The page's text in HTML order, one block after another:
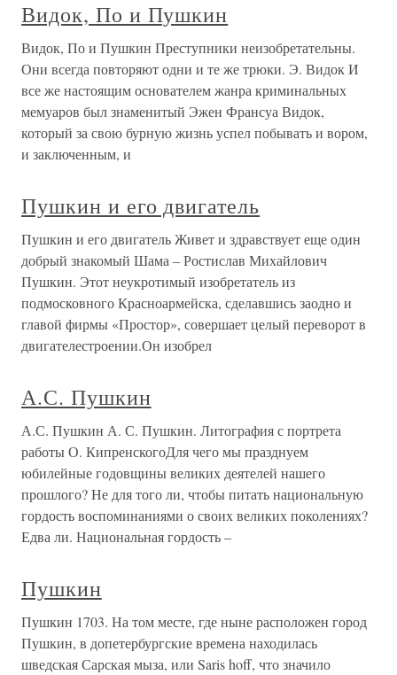
Видок, По и Пушкин
Видок, По и Пушкин Преступники неизобретательны.
Они всегда повторяют одни и те же трюки. Э. Видок И
все же настоящим основателем жанра криминальных
мемуаров был знаменитый Эжен Франсуа Видок,
который за свою бурную жизнь успел побывать и вором,
и заключенным, и
Пушкин и его двигатель
Пушкин и его двигатель Живет и здравствует еще один
добрый знакомый Шама – Ростислав Михайлович
Пушкин. Этот неукротимый изобретатель из
подмосковного Красноармейска, сделавшись заодно и
главой фирмы «Простор», совершает целый переворот в
двигателестроении.Он изобрел
А.С. Пушкин
А.С. Пушкин А. С. Пушкин. Литография с портрета
работы О. КипренскогоДля чего мы празднуем
юбилейные годовщины великих деятелей нашего
прошлого? Не для того ли, чтобы питать национальную
гордость воспоминаниями о своих великих поколениях?
Едва ли. Национальная гордость –
Пушкин
Пушкин 1703. На том месте, где ныне расположен город
Пушкин, в допетербургские времена находилась
шведская Сарская мыза, или Saris hoff, что значило